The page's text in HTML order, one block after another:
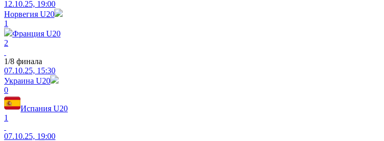
12.10.25, 19:00
Норвегия U20
1
Франция U20
2
1/8 финала
07.10.25, 15:30
Украина U20
0
Испания U20
1
07.10.25, 19:00